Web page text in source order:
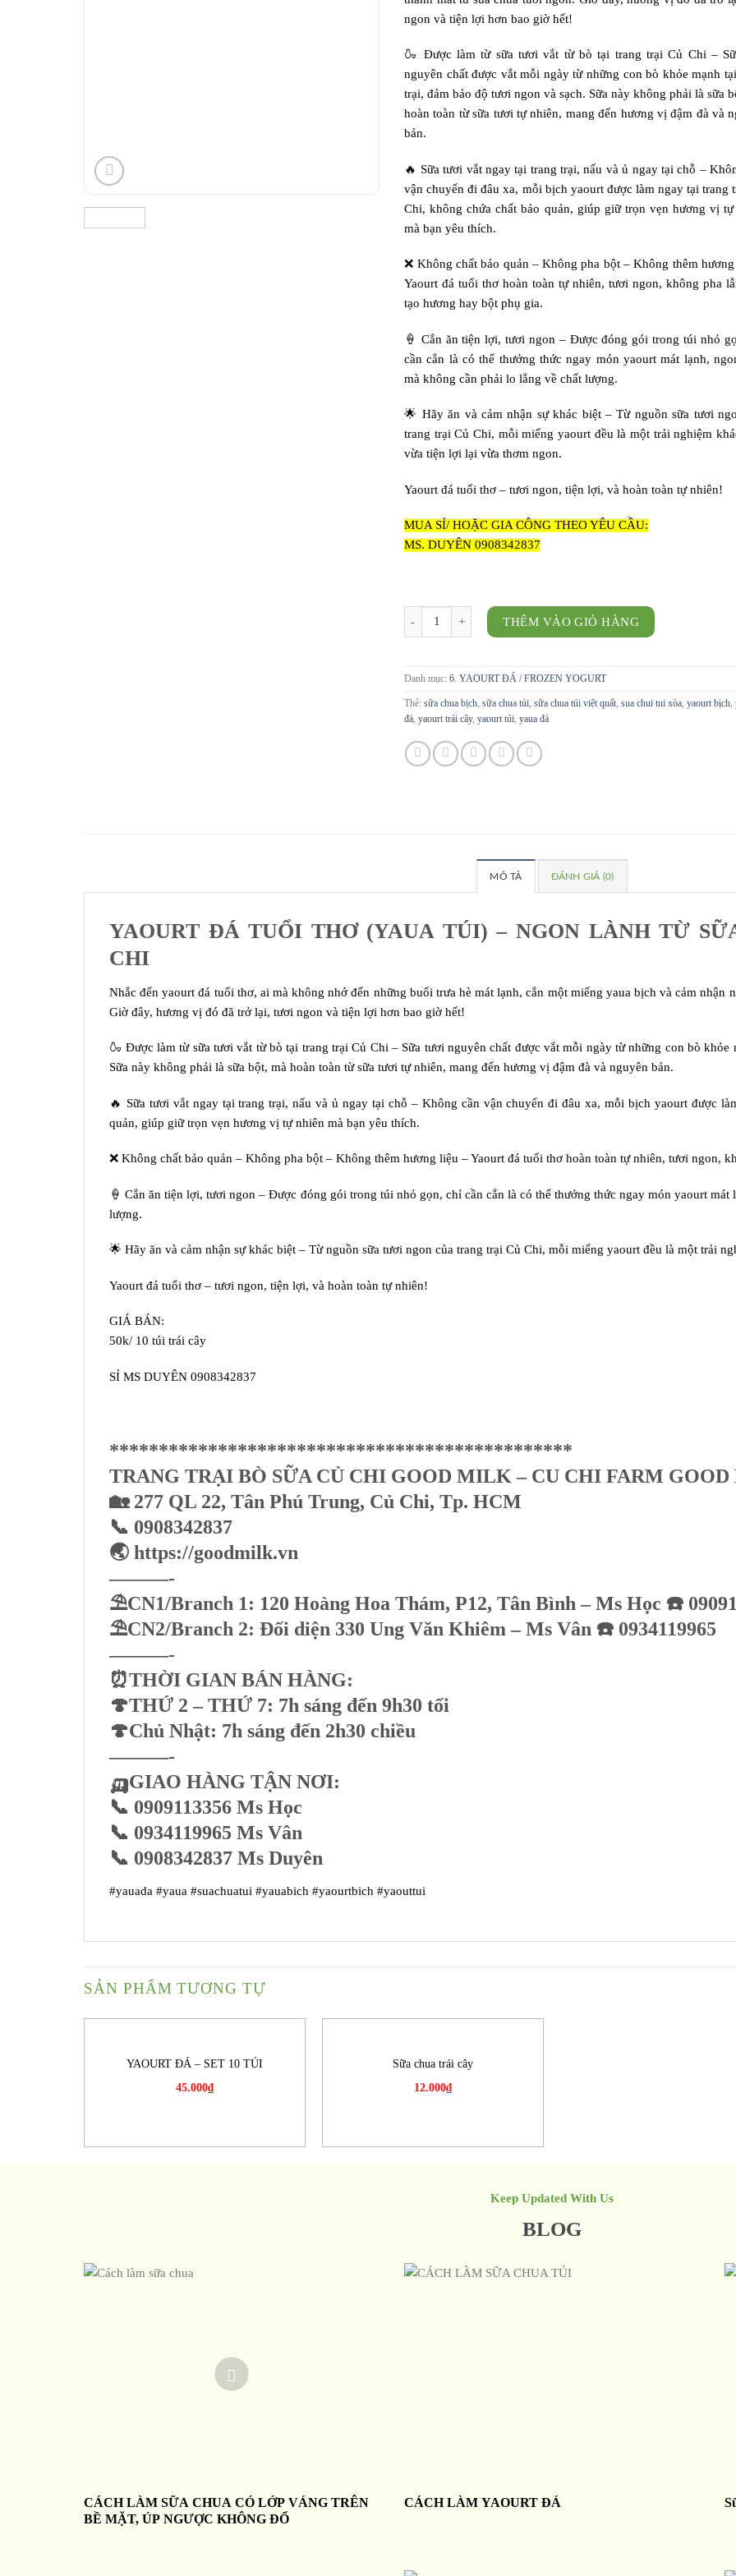
ngon và tiện lợi hơn bao giờ hết!
🍶 Được làm từ sữa tươi vắt từ bò tại trang trại Củ Chi –
nguyên chất được vắt mỗi ngày từ những con bò khỏe mạnh
trại, đảm bảo độ tươi ngon và sạch. Sữa này không phải là sữa
hoàn toàn từ sữa tươi tự nhiên, mang đến hương vị đậm đà và
bản.
🔥 Sữa tươi vắt ngay tại trang trại, nấu và ủ ngay tại chỗ –
vận chuyển đi đâu xa, mỗi bịch yaourt được làm ngay tại trang
Chi, không chứa chất bảo quản, giúp giữ trọn vẹn hương vị tự
mà bạn yêu thích.
❌ Không chất bảo quản – Không pha bột – Không thêm
Yaourt đá tuổi thơ hoàn toàn tự nhiên, tươi ngon, không pha
tạo hương hay bột phụ gia.
🍦 Cắn ăn tiện lợi, tươi ngon – Được đóng gói trong túi nhỏ
cần cắn là có thể thưởng thức ngay món yaourt mát lạnh,
mà không cần phải lo lắng về chất lượng.
🌟 Hãy ăn và cảm nhận sự khác biệt – Từ nguồn sữa tươi
trang trại Củ Chi, mỗi miếng yaourt đều là một trải nghiệm
vừa tiện lợi lại vừa thơm ngon.
Yaourt đá tuổi thơ – tươi ngon, tiện lợi, và hoàn toàn tự nhiên!
MUA SỈ/ HOẶC GIA CÔNG THEO YÊU CẦU:
MS. DUYÊN 0908342837
YAOURT ĐÁ TRÁI CÂY - SET 10 TÚI số lượng
THÊM VÀO GIỎ HÀNG
Danh mục: 6. YAOURT ĐÁ / FROZEN YOGURT
Thẻ: sữa chua bịch sữa chua túi sữa chua túi việt quất sua chui tui xòa yaourt bịch
đá yaourt trái cây, yaourt túi yaua đá
MÔ TẢ ĐÁNH GIÁ (0)
YAOURT ĐÁ TUỔI THƠ (YAUA TÚI) – NGON LÀNH TỪ
CHI
Nhắc đến yaourt đá tuổi thơ, ai mà không nhớ đến những buổi trưa hè mát lạnh, cắn một miếng yaua bịch và cảm nhận
Giờ đây, hương vị đó đã trở lại, tươi ngon và tiện lợi hơn bao giờ hết!
🍶 Được làm từ sữa tươi vắt từ bò tại trang trại Củ Chi – Sữa tươi nguyên chất được vắt mỗi ngày từ những con bò khỏe
Sữa này không phải là sữa bột, mà hoàn toàn từ sữa tươi tự nhiên, mang đến hương vị đậm đà và nguyên bản.
🔥 Sữa tươi vắt ngay tại trang trại, nấu và ủ ngay tại chỗ – Không cần vận chuyển đi đâu xa, mỗi bịch yaourt được
quản, giúp giữ trọn vẹn hương vị tự nhiên mà bạn yêu thích.
❌ Không chất bảo quản – Không pha bột – Không thêm hương liệu – Yaourt đá tuổi thơ hoàn toàn tự nhiên, tươi ngon,
🍦 Cắn ăn tiện lợi, tươi ngon – Được đóng gói trong túi nhỏ gọn, chỉ cần cắn là có thể thưởng thức ngay món yaourt
lượng.
🌟 Hãy ăn và cảm nhận sự khác biệt – Từ nguồn sữa tươi ngon của trang trại Củ Chi, mỗi miếng yaourt đều là một trải
Yaourt đá tuổi thơ – tươi ngon, tiện lợi, và hoàn toàn tự nhiên!
GIÁ BÁN:
50k/ 10 túi trái cây
SỈ MS DUYÊN 0908342837
***********************************************
TRANG TRẠI BÒ SỮA CỦ CHI GOOD MILK – CU CHI FARM
🏡 277 QL 22, Tân Phú Trung, Củ Chi, Tp. HCM
📞 0908342837
🌏 https://goodmilk.vn
———-
⛱️CN1/Branch 1: 120 Hoàng Hoa Thám, P12, Tân Bình – Ms Học ☎️
⛱️CN2/Branch 2: Đối diện 330 Ung Văn Khiêm – Ms Vân ☎️ 0934119965
———-
⏰THỜI GIAN BÁN HÀNG:
🍄THỨ 2 – THỨ 7: 7h sáng đến 9h30 tối
🍄Chủ Nhật: 7h sáng đến 2h30 chiều
———-
🛺GIAO HÀNG TẬN NƠI:
📞 0909113356 Ms Học
📞 0934119965 Ms Vân
📞 0908342837 Ms Duyên
#yauada #yaua #suachuatui #yauabich #yaourtbich #yaouttui
SẢN PHẨM TƯƠNG TỰ
YAOURT ĐÁ – SET 10 TÚI
45.000₫
Sữa chua trái cây
12.000₫
Keep Updated With Us
BLOG
CÁCH LÀM SỮA CHUA CÓ LỚP VÁNG TRÊN
BỀ MẶT, ÚP NGƯỢC KHÔNG ĐỔ
CÁCH LÀM YAOURT ĐÁ